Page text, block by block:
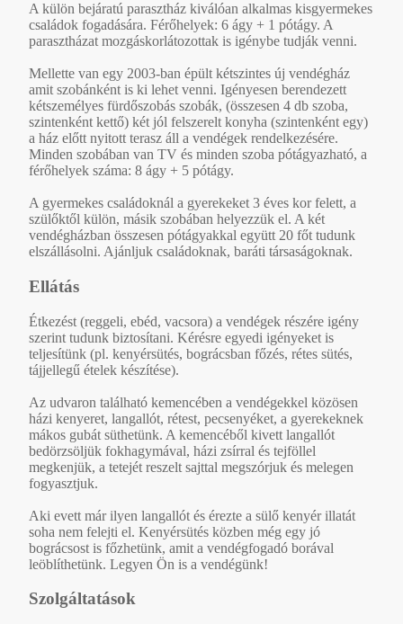
A külön bejáratú parasztház kiválóan alkalmas kisgyermekes
családok fogadására. Férőhelyek: 6 ágy + 1 pótágy. A
parasztházat mozgáskorlátozottak is igénybe tudják venni.
Mellette van egy 2003-ban épült kétszintes új vendégház
amit szobánként is ki lehet venni. Igényesen berendezett
kétszemélyes fürdőszobás szobák, (összesen 4 db szoba,
szintenként kettő) két jól felszerelt konyha (szintenként egy)
a ház előtt nyitott terasz áll a vendégek rendelkezésére.
Minden szobában van TV és minden szoba pótágyazható, a
férőhelyek száma: 8 ágy + 5 pótágy.
A gyermekes családoknál a gyerekeket 3 éves kor felett, a
szülőktől külön, másik szobában helyezzük el. A két
vendégházban összesen pótágyakkal együtt 20 főt tudunk
elszállásolni. Ajánljuk családoknak, baráti társaságoknak.
Ellátás
Étkezést (reggeli, ebéd, vacsora) a vendégek részére igény
szerint tudunk biztosítani. Kérésre egyedi igényeket is
teljesítünk (pl. kenyérsütés, bográcsban főzés, rétes sütés,
tájjellegű ételek készítése).
Az udvaron található kemencében a vendégekkel közösen
házi kenyeret, langallót, rétest, pecsenyéket, a gyerekeknek
mákos gubát süthetünk. A kemencéből kivett langallót
bedörzsöljük fokhagymával, házi zsírral és tejföllel
megkenjük, a tetejét reszelt sajttal megszórjuk és melegen
fogyasztjuk.
Aki evett már ilyen langallót és érezte a sülő kenyér illatát
soha nem felejti el. Kenyérsütés közben még egy jó
bográcsost is főzhetünk, amit a vendégfogadó borával
leöblíthetünk. Legyen Ön is a vendégünk!
Szolgáltatások